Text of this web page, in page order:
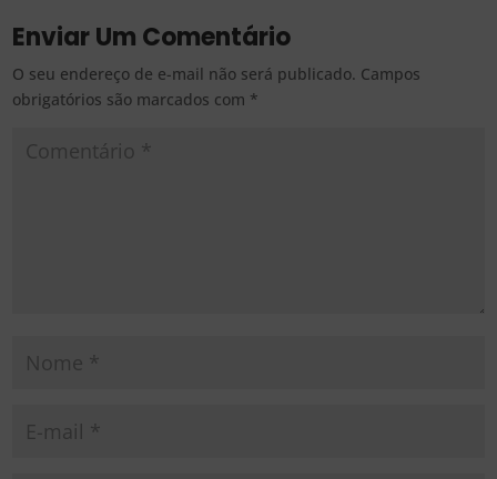
Enviar Um Comentário
O seu endereço de e-mail não será publicado. Campos
obrigatórios são marcados com *